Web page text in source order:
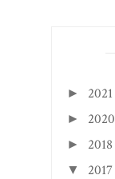
► 2021
► 2020
► 2018
▼ 2017